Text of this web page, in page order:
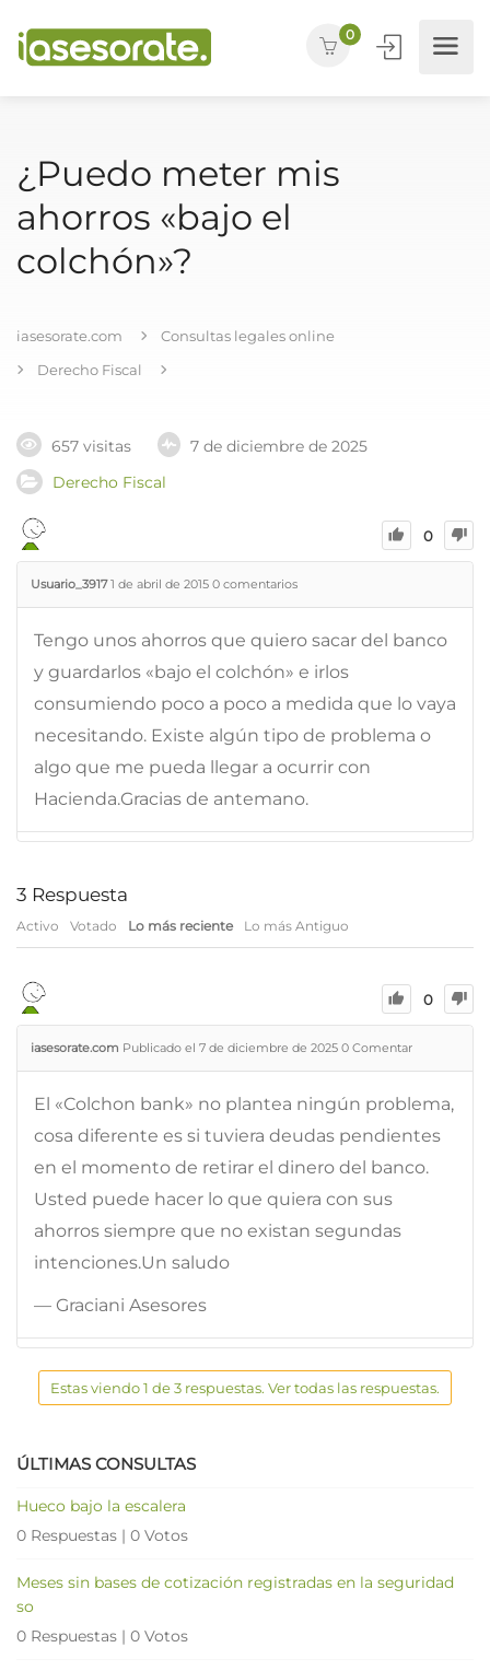
0
¿Puedo meter mis
ahorros «bajo el
colchón»?
iasesorate.com
Consultas legales online
Derecho Fiscal
657 visitas
7 de diciembre de 2025
Derecho Fiscal
0
Usuario_3917 1 de abril de 2015 0 comentarios
Tengo unos ahorros que quiero sacar del banco
y guardarlos «bajo el colchón» e irlos
consumiendo poco a poco a medida que lo vaya
necesitando. Existe algún tipo de problema o
algo que me pueda llegar a ocurrir con
Hacienda.Gracias de antemano.
3 Respuesta
Activo Votado Lo más reciente Lo más Antiguo
0
iasesorate.com Publicado el 7 de diciembre de 2025 0 Comentar
El «Colchon bank» no plantea ningún problema,
cosa diferente es si tuviera deudas pendientes
en el momento de retirar el dinero del banco.
Usted puede hacer lo que quiera con sus
ahorros siempre que no existan segundas
intenciones.Un saludo
— Graciani Asesores
Estas viendo 1 de 3 respuestas. Ver todas las respuestas.
ÚLTIMAS CONSULTAS
Hueco bajo la escalera
0 Respuestas | 0 Votos
Meses sin bases de cotización registradas en la seguridad
so
0 Respuestas | 0 Votos